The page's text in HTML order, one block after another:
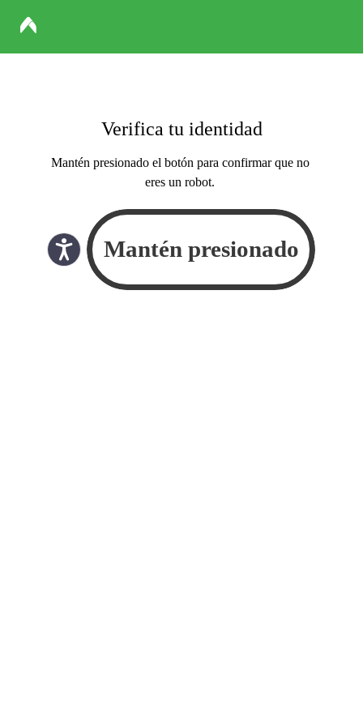
Verifica tu identidad
Mantén presionado el botón para confirmar que no
eres un robot.